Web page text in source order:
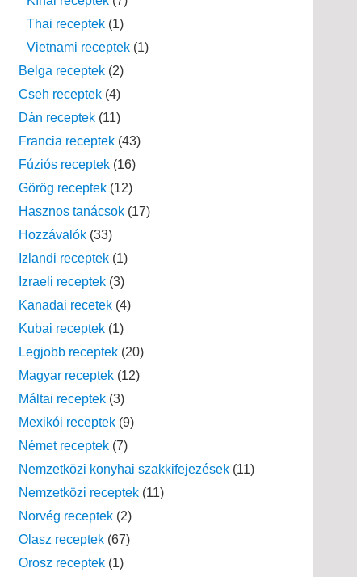
Thai receptek(1)
Vietnami receptek(1)
Belga receptek(2)
Cseh receptek(4)
Dán receptek(11)
Francia receptek(43)
Fúziós receptek(16)
Görög receptek(12)
Hasznos tanácsok(17)
Hozzávalók(33)
Izlandi receptek(1)
Izraeli receptek(3)
Kanadai recetek(4)
Kubai receptek(1)
Legjobb receptek(20)
Magyar receptek(12)
Máltai receptek(3)
Mexikói receptek(9)
Német receptek(7)
Nemzetközi konyhai szakkifejezések(11)
Nemzetközi receptek(11)
Norvég receptek(2)
Olasz receptek(67)
Orosz receptek(1)